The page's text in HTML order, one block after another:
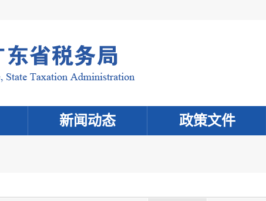
新闻动态 政策文件